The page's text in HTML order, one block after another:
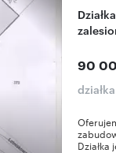
Działka z warunkami zabudowy, prąd, woda,
90
Działka